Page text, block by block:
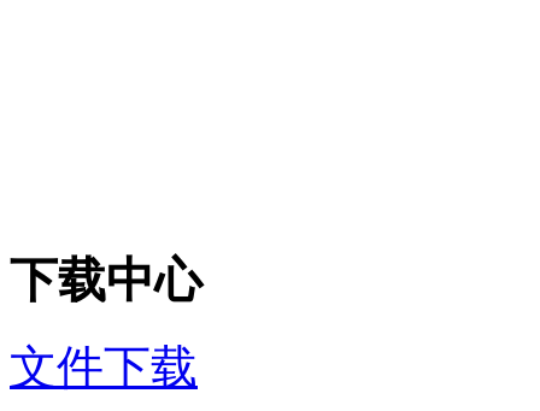
下载中心
文件下载